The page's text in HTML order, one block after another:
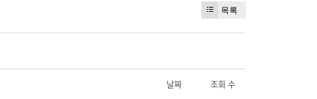
목록
날짜 조회 수